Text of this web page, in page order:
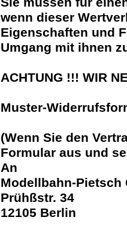
wenn dieser
Eigenschaften und
Umgang mit ihnen
ACHTUNG !!! WIR
Muster-
(Wenn Sie den
Formular aus und
An
Modellbahn-Pietsch
Prühßstr. 34
12105 Berlin